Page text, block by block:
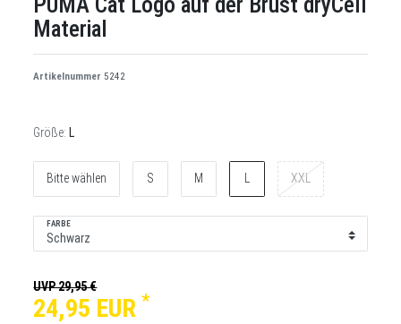
Material
Artikelnummer5242
Größe: L
Bitte wählen S M XXL
FARBE
UVP 29,95 €
24,95 EUR *